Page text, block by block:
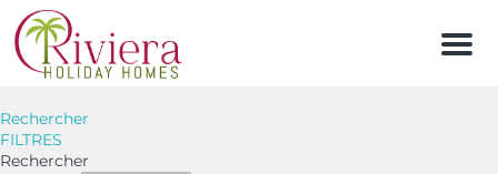
Menu
Rechercher
FILTRES
Rechercher